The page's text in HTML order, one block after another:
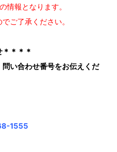
情報となります。
ご了承ください。
＊＊＊
い合わせ番号をお伝えくだ
1555